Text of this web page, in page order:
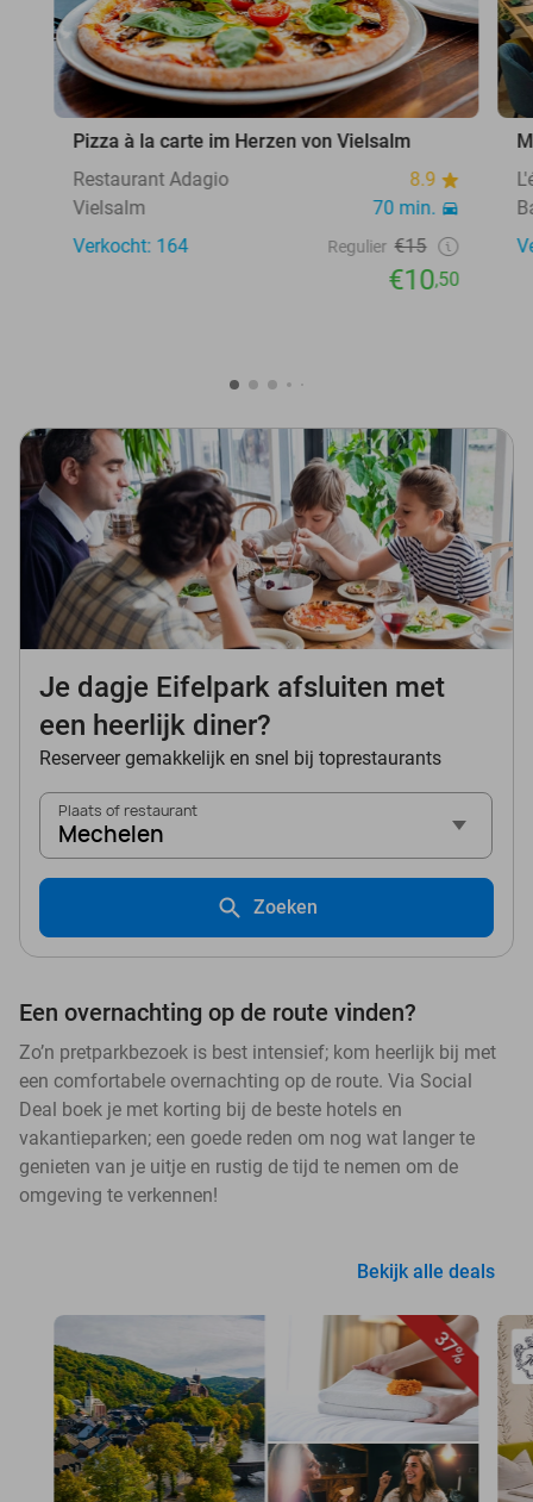
Pizza à la carte im Herzen von Vielsalm
Restaurant Adagio
8.9
Vielsalm
70 min.
Verkocht: 164
Regulier €15
€10,50
Je dagje Eifelpark afsluiten met
een heerlijk diner?
Reserveer gemakkelijk en snel bij toprestaurants
Plaats of restaurant
Mechelen
Zoeken
Een overnachting op de route vinden?
Zo’n pretparkbezoek is best intensief; kom heerlijk bij met
een comfortabele overnachting op de route. Via Social
Deal boek je met korting bij de beste hotels en
vakantieparken; een goede reden om nog wat langer te
genieten van je uitje en rustig de tijd te nemen om de
omgeving te verkennen!
Bekijk alle deals
37%